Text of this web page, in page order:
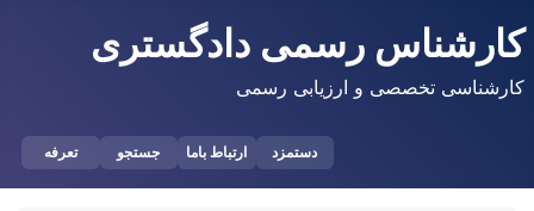
کارشناس رسمی دادگستری
کارشناسی تخصصی و ارزیابی رسمی
دستمزد ارتباط باما جستجو تعرفه